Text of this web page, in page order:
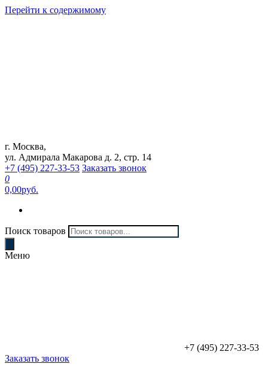
Перейти к содержимому
Интернет магазин "Can Auto"
г. Москва,
ул. Адмирала Макарова д. 2, стр. 14
+7 (495) 227-33-53 Заказать звонок
0
0,00руб.
Поиск товаров
Меню
+7 (495) 227-33-53
Заказать звонок